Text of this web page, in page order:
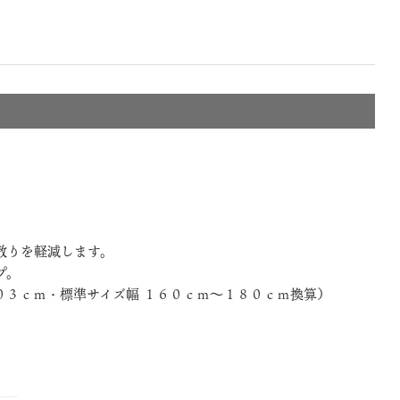
を軽減します。
ｃｍ・標準サイズ幅 １６０ｃｍ～１８０ｃｍ換算）